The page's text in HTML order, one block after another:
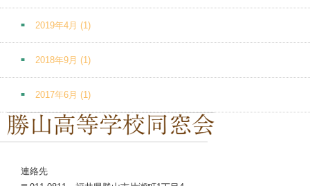
2019年4月 (1)
2018年9月 (1)
2017年6月 (1)
連絡先